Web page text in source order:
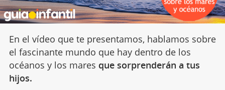
En el vídeo que te presentamos, hablamos sobre
el fascinante mundo que hay dentro de los
océanos y los mares que sorprenderán a tus
hijos.